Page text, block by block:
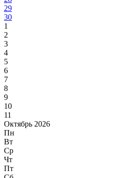
29
30
1
2
3
4
5
6
7
8
9
10
11
Октябрь 2026
Пн
Вт
Ср
Чт
Пт